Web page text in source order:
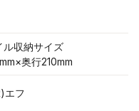
ル収納サイズ
奥行210mm
エフ